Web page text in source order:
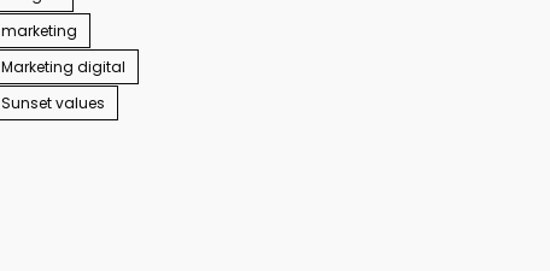
marketing
Marketing digital
Sunset values